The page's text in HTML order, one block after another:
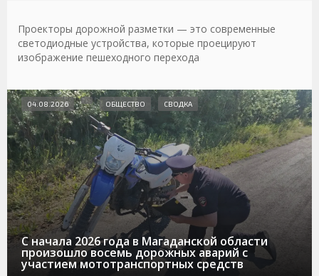
Проекторы дорожной разметки — это современные
светодиодные устройства, которые проецируют
изображение пешеходного перехода
С начала 2026 года в Магаданской области
произошло восемь дорожных аварий с
участием мототранспортных средств
04.08.2026 ОБЩЕСТВО СВОДКА